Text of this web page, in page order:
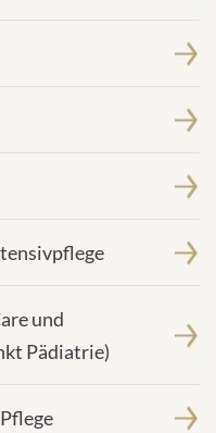
und
Pädiatrie)